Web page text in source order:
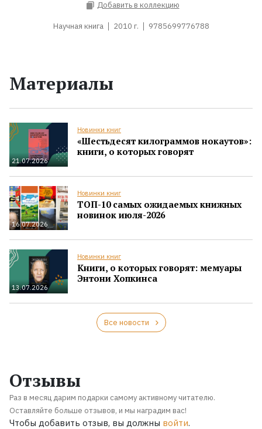
Добавить в коллекцию
Научная книга 2010 г. 9785699776788
Материалы
21.07.2026
Новинки книг
«Шестьдесят килограммов нокаутов»:
книги, о которых говорят
16.07.2026
Новинки книг
ТОП-10 самых ожидаемых книжных
новинок июля-2026
13.07.2026
Новинки книг
Книги, о которых говорят: мемуары
Энтони Хопкинса
Все новости
Отзывы
Раз в месяц дарим подарки самому активному читателю.
Оставляйте больше отзывов, и мы наградим вас!
Чтобы добавить отзыв, вы должны войти.